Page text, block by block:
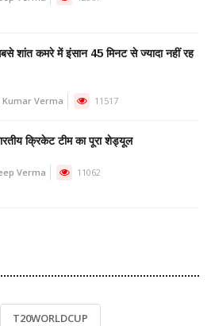
शांत कमरे में इंसान 45 मिनट से ज्यादा नहीं रह
Kumar Verma 11517
क्रिकेट टीम का पूरा शेड्यूल
Verma 11062
T20WORLDCUP